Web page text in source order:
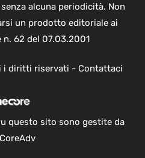
alcuna periodicità. Non
un prodotto editoriale ai
n. 62 del 07.03.2001
i diritti riservati - Contattaci
questo sito sono gestite da